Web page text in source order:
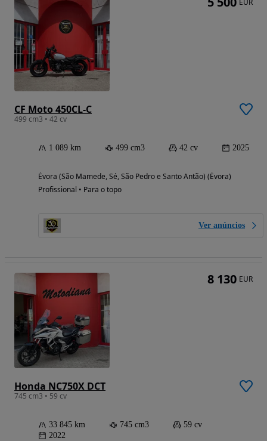
CF Moto 450CL-C
499 cm3 • 42 cv
1 089 km 499 cm3 42 cv 2025
Évora (São Mamede, Sé, São Pedro e Santo Antão) (Évora)
Profissional • Para o topo
Ver anúncios
EUR
Honda NC750X DCT
745 cm3 • 59 cv
33 845 km 745 cm3
59 cv
2022
8 130 EUR